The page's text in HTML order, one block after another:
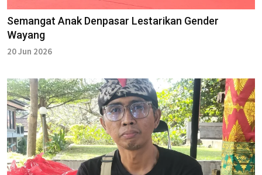
Semangat Anak Denpasar Lestarikan Gender
Wayang
20 Jun 2026